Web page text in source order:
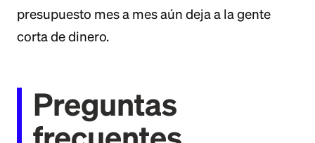
presupuesto mes a mes aún deja a la gente
corta de dinero.
Preguntas